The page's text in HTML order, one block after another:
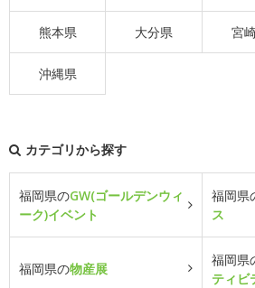
熊本県 大分県 宮
沖縄県
カテゴリから探す
福岡県のGW(ゴールデンウィ
ーク)イベント
福岡県
ス
福岡県の物産展
福岡県
ティビ